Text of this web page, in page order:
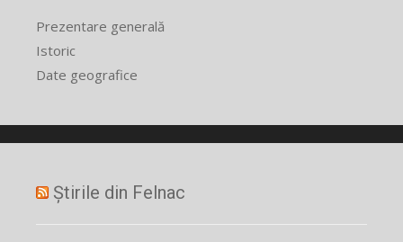
Prezentare generală
Istoric
Date geografice
Știrile din Felnac